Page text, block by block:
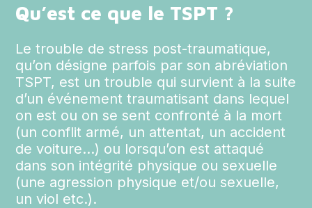
Qu’est ce que le TSPT ?
Le trouble de stress post-traumatique,
qu’on désigne parfois par son abréviation
TSPT, est un trouble qui survient à la suite
d’un événement traumatisant dans lequel
on est ou on se sent confronté à la mort
(un conflit armé, un attentat, un accident
de voiture…) ou lorsqu’on est attaqué
dans son intégrité physique ou sexuelle
(une agression physique et/ou sexuelle,
un viol etc.).